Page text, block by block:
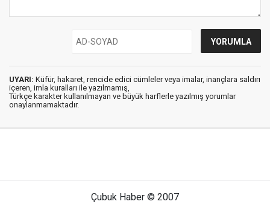
UYARI: Küfür, hakaret, rencide edici cümleler veya imalar, inançlara saldırı
içeren, imla kuralları ile yazılmamış,
Türkçe karakter kullanılmayan ve büyük harflerle yazılmış yorumlar
onaylanmamaktadır.
Çubuk Haber © 2007